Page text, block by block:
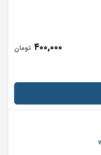
۴۰۰,۰۰۰ تومان